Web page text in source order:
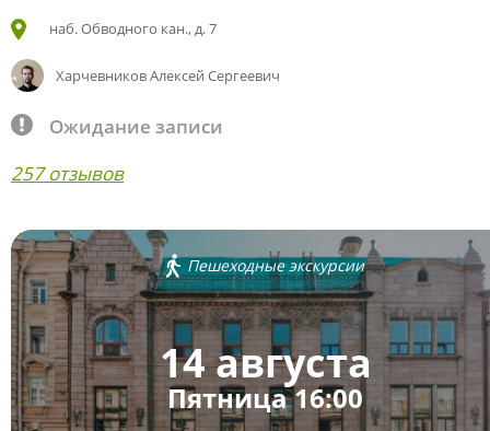
наб. Обводного кан., д. 7
Харчевников Алексей Сергеевич
Ожидание записи
257 отзывов
Пешеходные экскурсии
14 августа
Пятница 16:00